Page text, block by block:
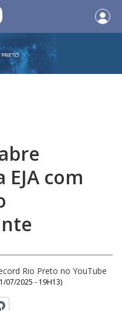
com
Rio Preto no YouTube
07/2025 - 19H13)